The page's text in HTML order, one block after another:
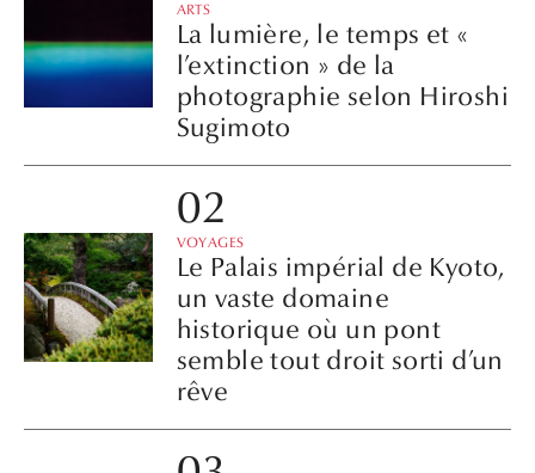
ARTS
La lumière, le temps et «
l’extinction » de la
photographie selon Hiroshi
Sugimoto
VOYAGES
Le Palais impérial de Kyoto,
un vaste domaine
historique où un pont
semble tout droit sorti d’un
rêve